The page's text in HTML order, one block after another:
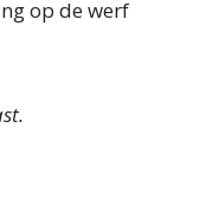
op de werf